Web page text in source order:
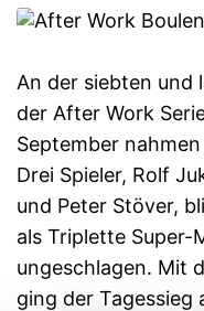
An der siebten und
der After Work
September
Drei Spieler, Rolf
und Peter Stöver,
als Triplette Super-
ungeschlagen. Mit
ging der Tagessieg